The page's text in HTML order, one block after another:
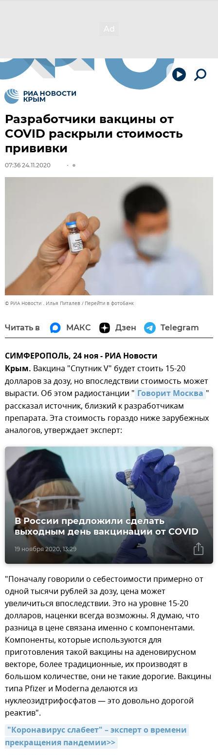
Разработчики вакцины от
COVID раскрыли стоимость
прививки
07:36 24.11.2020
© РИА Новости . Илья Питалев Перейти в фотобанк
Читать в МАКС Дзен Telegram
СИМФЕРОПОЛЬ, 24 ноя - РИА Новости
Крым. Вакцина "Спутник V" будет стоить 15-20
долларов за дозу, но впоследствии стоимость может
вырасти. Об этом радиостанции " Говорит Москва "
рассказал источник, близкий к разработчикам
препарата. Эта стоимость гораздо ниже зарубежных
аналогов, утверждает эксперт:
19 ноября 2020, 13:29
В России предложили сделать
выходным день вакцинации от COVID
"Поначалу говорили о себестоимости примерно от
одной тысячи рублей за дозу, цена может
увеличиться впоследствии. Это на уровне 15-20
долларов, наценки всегда возможны. Я думаю, что
разница в цене связана именно с компонентами.
Компоненты, которые используются для
приготовления такой вакцины на аденовирусном
векторе, более традиционные, их производят в
большом количестве, они не такие дорогие. Вакцины
типа Pfizer и Moderna делаются из
нуклеозидтрифосфатов — это довольно дорогой
реактив".
"Коронавирус слабеет" – эксперт о времени
прекращения пандемии>>